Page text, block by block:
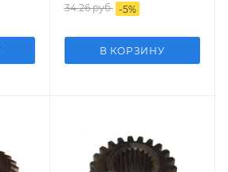
34.26руб. -5%
В КОРЗИНУ